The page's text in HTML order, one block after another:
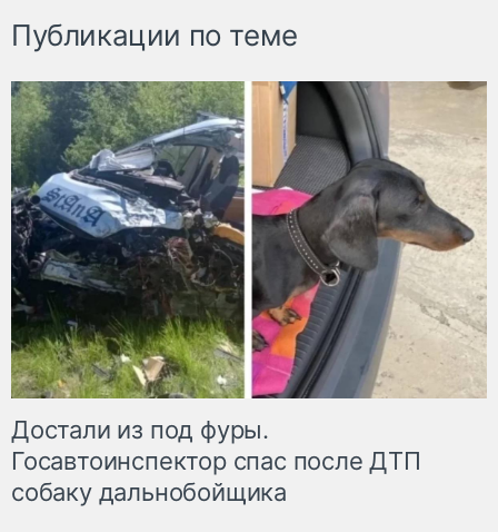
Публикации по теме
Достали из под фуры.
Госавтоинспектор спас после ДТП
собаку дальнобойщика